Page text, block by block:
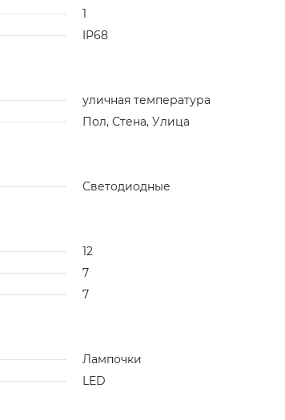
1
IP68
уличная температура
Пол, Стена, Улица
Светодиодные
12
7
7
Лампочки
LED